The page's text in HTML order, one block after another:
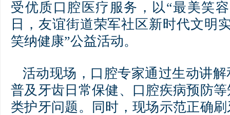
受优质口腔医疗服务，以“最美笑
日，友谊街道荣军社区新时代文明
笑纳健康”公益活动。
活动现场，口腔专家通过生动讲
普及牙齿日常保健、口腔疾病预防
类护牙问题。同时，现场示范正确